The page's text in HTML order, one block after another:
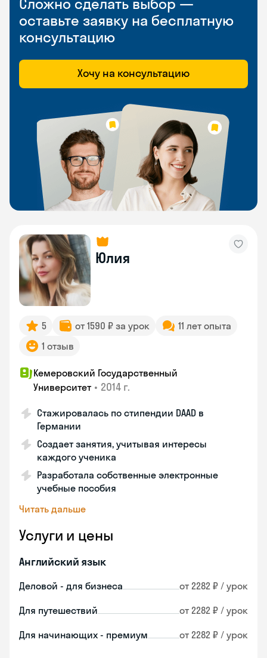
Сложно сделать выбор —
оставьте заявку на бесплатную
консультацию
Хочу на консультацию
Юлия
5 от 1590 ₽ за урок
11 лет опыта
1 отзыв
Кемеровский Государственный
Университет • 2014 г.
Стажировалась по стипендии DAAD в
Германии
Создает занятия, учитывая интересы
каждого ученика
Разработала собственные электронные
учебные пособия
Читать дальше
Услуги и цены
Английский язык
Деловой - для бизнеса от 2282 ₽ / урок
Для путешествий от 2282 ₽ / урок
Для начинающих - премиум от 2282 ₽ / урок